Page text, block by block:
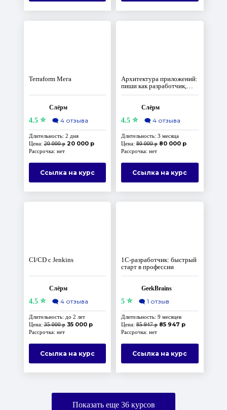
Terraform Мега
Слёрм
4.5⭐ 🗨️ 4 отзыва
Длительность: 2 дня
Цена:20 000 р 20 000 р
Рассрочка: нет
Ссылка на курс
Архитектура приложений:
пиши как разработчик,
думай как архитектор
Слёрм
4.5 ⭐ 🗨️ 4 отзыва
Длительность: 3 месяца
Цена: 80 000 р 80 000 р
Рассрочка: нет
Ссылка на курс
СI/CD с Jenkins
Слёрм
4.5⭐ 🗨️ 4 отзыва
Длительность: до 2 лет
Цена:35 000 р 35 000 р
Рассрочка: нет
Ссылка на курс
1C-разработчик: быстрый
старт в профессии
GeekBrains
5 ⭐ 🗨️ 1 отзыв
Длительность: 9 месяцев
Цена: 85 947 р 85 947 р
Рассрочка: нет
Ссылка на курс
Показать еще 36курсов